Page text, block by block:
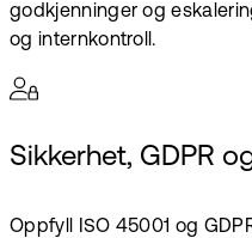
godkjenninger og
og internkontroll.
Sikkerhet, GDPR
Oppfyll ISO 45001 og